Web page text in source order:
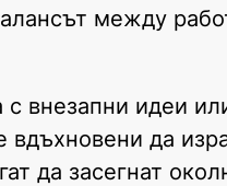
между
внезапни идеи
да
да засегнат